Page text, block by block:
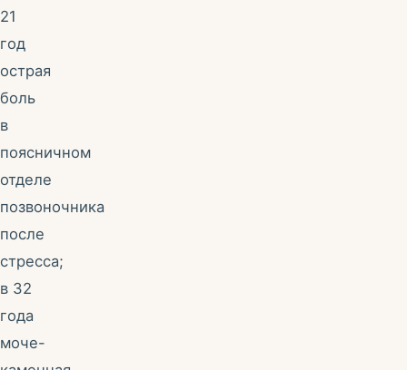
21
год
острая
боль
в
поясничном
отделе
позвоночника
после
стресса;
в 32
года
моче-